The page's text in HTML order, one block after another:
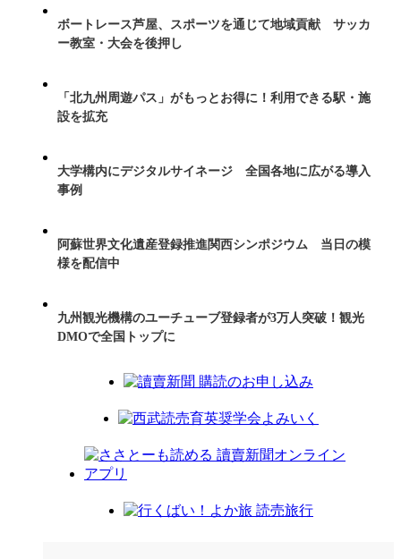
ボートレース芦屋、スポーツを通じて地域貢献 サッカ
ー教室・大会を後押し
「北九州周遊パス」がもっとお得に！利用できる駅・施
設を拡充
大学構内にデジタルサイネージ 全国各地に広がる導入
事例
阿蘇世界文化遺産登録推進関西シンポジウム 当日の模
様を配信中
九州観光機構のユーチューブ登録者が3万人突破！観光
DMOで全国トップに